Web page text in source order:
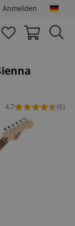
Anmelden
4,7 (6)